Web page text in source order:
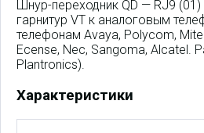
Шнур-переходник QD — RJ9
гарнитур VT к аналоговым
телефонам Avaya, Polycom,
Ecense, Nec, Sangoma, Alcatel.
Plantronics).
Характеристики